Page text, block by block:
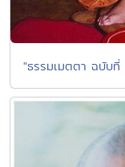
"ธรรมเมตตา ฉบับ